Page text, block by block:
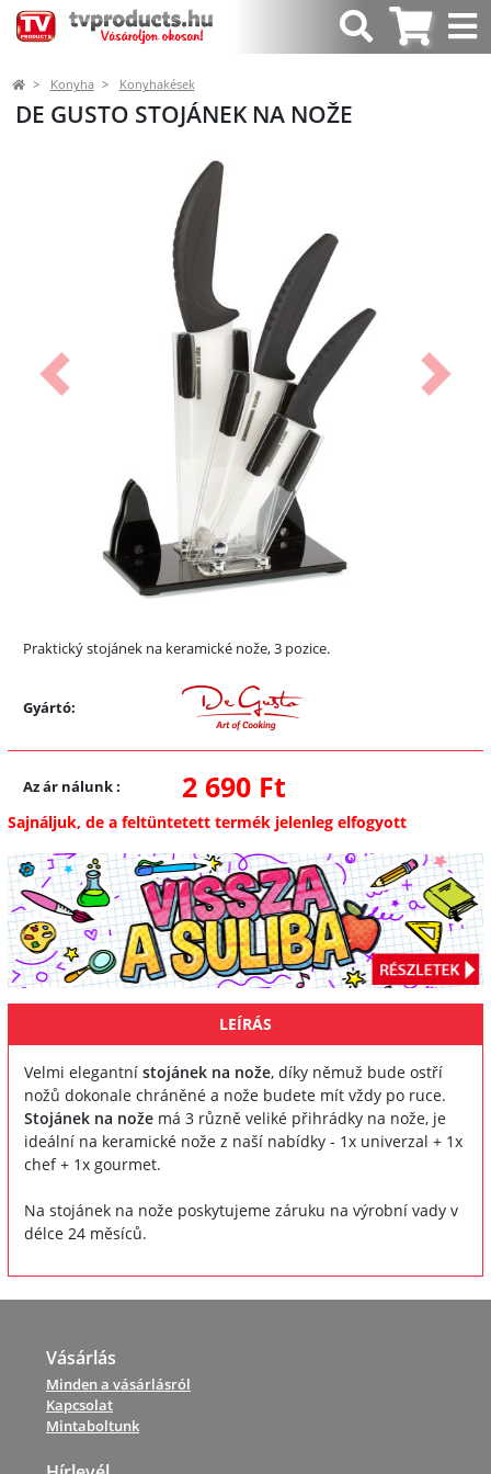
Konyha Konyhakések
DE GUSTO STOJÁNEK NA NOŽE
Előző
Praktický stojánek na keramické nože, 3 pozice.
Gyártó:
Az ár nálunk: 2 690 Ft
Sajnáljuk, de a feltüntetett termék jelenleg elfogyott
LEÍRÁS
Velmi elegantní stojánek na nože, díky němuž bude ostří
nožů dokonale chráněné a nože budete mít vždy po ruce.
Stojánek na nože má 3 různě veliké přihrádky na nože, je
ideální na keramické nože z naší nabídky - 1x univerzal + 1x
chef + 1x gourmet.
Na stojánek na nože poskytujeme záruku na výrobní vady v
délce 24 měsíců.
Vásárlás
Minden a vásárlásról
Kapcsolat
Mintaboltunk